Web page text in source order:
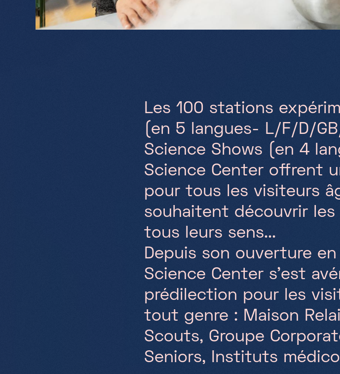
Les 100 stations
(en 5 langues- L/F/D/
Science Shows (en 4
Science Center offrent
pour tous les visiteurs
souhaitent découvrir les
tous leurs sens...
Depuis son ouverture
Science Center s’est
prédilection pour les
tout genre : Maison
Scouts, Groupe
Seniors, Instituts